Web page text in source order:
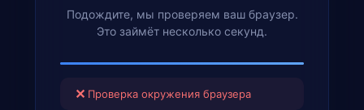
Подождите, мы проверяем ваш браузер.
Это займёт несколько секунд.
✕ Проверка окружения браузера